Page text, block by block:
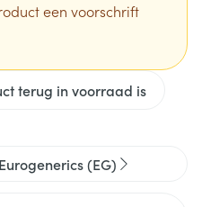
een voorschrift
terug in voorraad is
(EG)